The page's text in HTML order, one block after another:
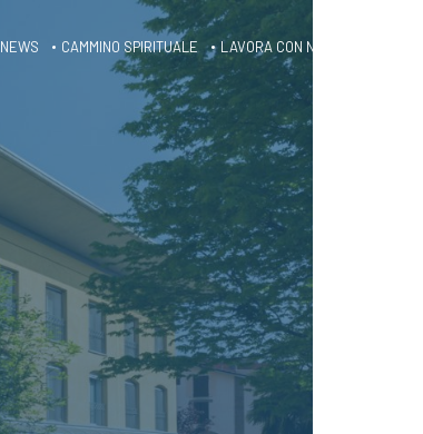
NEWS CAMMINO SPIRITUALE LAVORA CON NOI